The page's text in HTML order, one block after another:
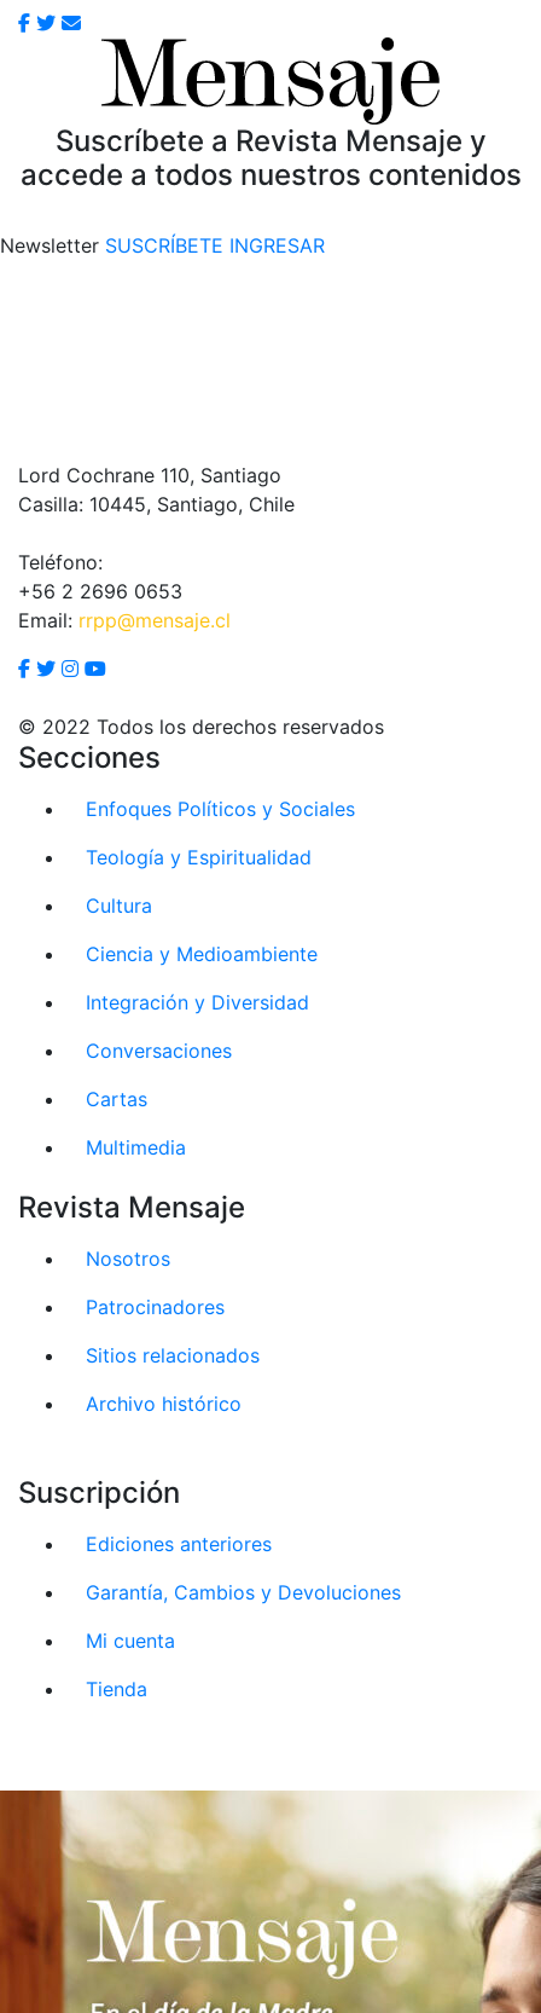
Suscríbete a Revista Mensaje y
accede a todos nuestros contenidos
Newsletter SUSCRÍBETE INGRESAR
Lord Cochrane 110, Santiago
Casilla: 10445, Santiago, Chile
Teléfono:
+56 2 2696 0653
Email: rrpp@mensaje.cl
© 2022 Todos los derechos reservados
Secciones
Enfoques Políticos y Sociales
Teología y Espiritualidad
Cultura
Ciencia y Medioambiente
Integración y Diversidad
Conversaciones
Cartas
Multimedia
Revista Mensaje
Nosotros
Patrocinadores
Sitios relacionados
Archivo histórico
Suscripción
Ediciones anteriores
Garantía, Cambios y Devoluciones
Mi cuenta
Tienda